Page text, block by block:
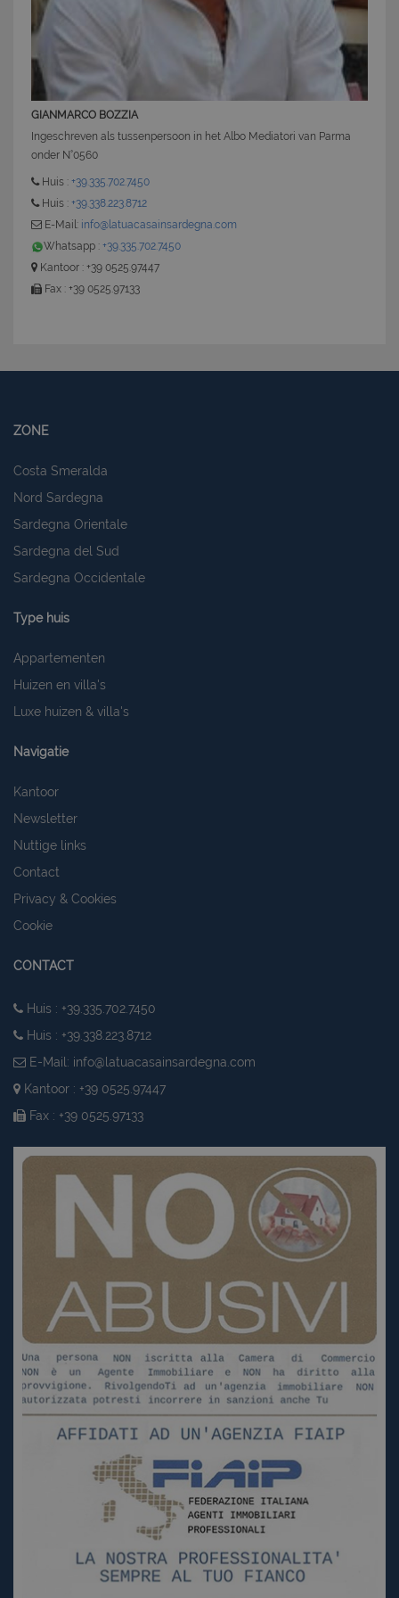
GIANMARCO BOZZIA
Ingeschreven als tussenpersoon in het Albo Mediatori van Parma
onder N°0560
Huis : +39.335.702.7450
Huis : +39.338.223.8712
E-Mail: info@latuacasainsardegna.com
Whatsapp : +39.335.702.7450
Kantoor : +39 0525.97447
Fax : +39 0525.97133
ZONE
Costa Smeralda
Nord Sardegna
Sardegna Orientale
Sardegna del Sud
Sardegna Occidentale
Type huis
Appartementen
Huizen en villa's
Luxe huizen & villa's
Navigatie
Kantoor
Newsletter
Nuttige links
Contact
Privacy & Cookies
Cookie
CONTACT
Huis : +39.335.702.7450
Huis : +39.338.223.8712
E-Mail: info@latuacasainsardegna.com
Kantoor : +39 0525.97447
Fax : +39 0525.97133
CookieScriptConsent